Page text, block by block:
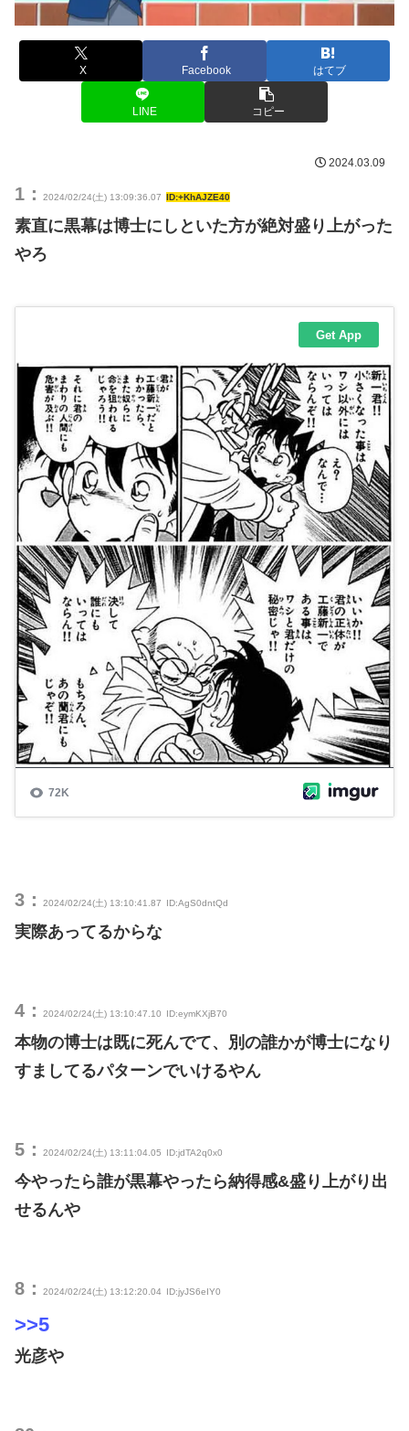
X Facebook はてブ
LINE コピー
2024.03.09
1： 2024/02/24(土) 13:09:36.07 ID:+KhAJZE40
素直に黒幕は博士にしといた方が絶対盛り上がった
やろ
3： 2024/02/24(土) 13:10:41.87 ID:AgS0dntQd
実際あってるからな
4： 2024/02/24(土) 13:10:47.10 ID:eymKXjB70
本物の博士は既に死んでて、別の誰かが博士になり
すましてるパターンでいけるやん
5： 2024/02/24(土) 13:11:04.05 ID:jdTA2q0x0
今やったら誰が黒幕やったら納得感&盛り上がり出
せるんや
8： 2024/02/24(土) 13:12:20.04 ID:jyJS6eIY0
>>5
光彦や